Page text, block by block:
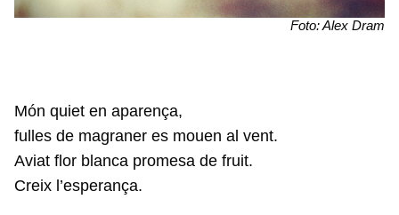
Foto: Alex Dram
Món quiet en aparença,
fulles de magraner es mouen al vent.
Aviat flor blanca promesa de fruit.
Creix l’esperança.